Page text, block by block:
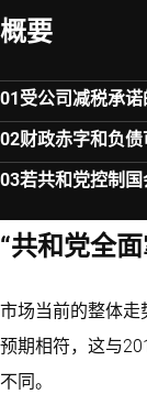
概要
受公司减税承诺
财政赤字和负债
若共和党控制国
“共和党全
市场当前的整体走
预期相符，这与
不同。